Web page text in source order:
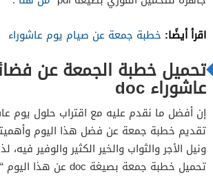
اقرأ أيضًا: خطبة جمعة عن صيام يوم عاشوراء
تحميل خطبة الجمعة عن
عاشوراء doc
إن أفضل ما نقدم عليه مع اقتراب حلول يوم
تقديم خطبة جمعة عن فضل هذا اليوم
ونيل الأجر والثواب والخير الكثير والوفير فيه،
تحميل خطبة جمعة بصيغة doc عن هذا اليوم “